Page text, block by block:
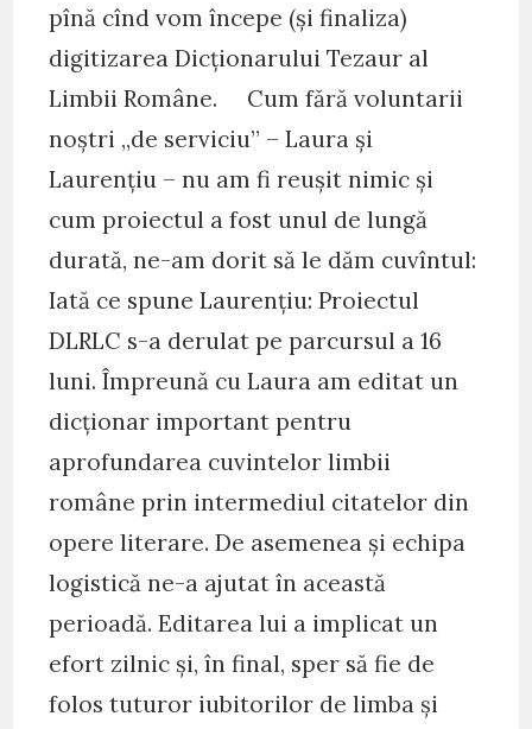
pînă cînd vom începe (și finaliza)
digitizarea Dicționarului Tezaur al
Limbii Române. Cum fără voluntarii
noștri „de serviciu” – Laura și
Laurențiu – nu am fi reușit nimic și
cum proiectul a fost unul de lungă
durată, ne-am dorit să le dăm cuvîntul:
Iată ce spune Laurențiu: Proiectul
DLRLC s-a derulat pe parcursul a 16
luni. Împreună cu Laura am editat un
dicționar important pentru
aprofundarea cuvintelor limbii
române prin intermediul citatelor din
opere literare. De asemenea și echipa
logistică ne-a ajutat în această
perioadă. Editarea lui a implicat un
efort zilnic și, în final, sper să fie de
folos tuturor iubitorilor de limba și